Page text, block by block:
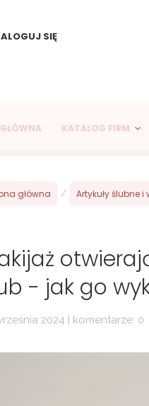
SIĘ
GŁÓWNA KATALOG FIRM
główna / Artykuły ślubne i
- jak go
2024 | komentarze: 0